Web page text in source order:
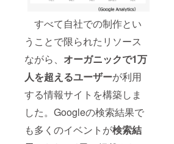
すべて自社での制作とい
うことで限られたリソース
ながら、 オーガニックで1万
人を超えるユーザーが利用
する情報サイトを構築しま
した。Googleの検索結果で
も多くのイベントが検索結